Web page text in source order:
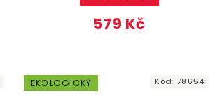
579 Kč
EKOLOGICKÝ Kód:78654